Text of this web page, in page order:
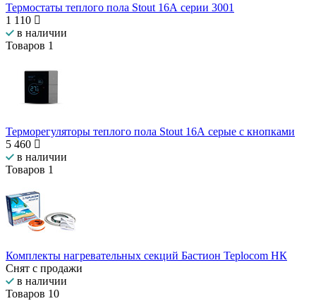
Термостаты теплого пола Stout 16А серии 3001
1 110
в наличии
Товаров 1
Терморегуляторы теплого пола Stout 16А серые с кнопками
5 460
в наличии
Товаров 1
Комплекты нагревательных секций Бастион Teplocom НК
Снят с продажи
в наличии
Товаров 10